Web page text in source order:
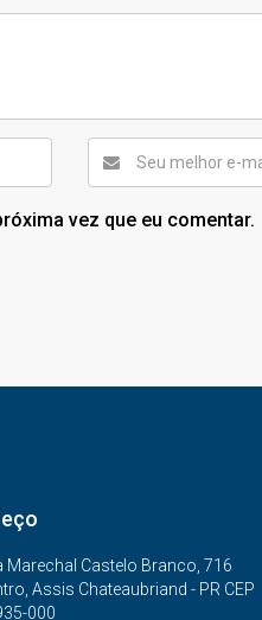
vez que eu comentar.
Marechal Castelo Branco, 716
Assis Chateaubriand - PR CEP
000